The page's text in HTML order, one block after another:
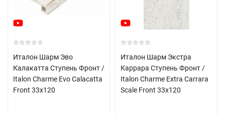
Италон Шарм Эво
Калакатта Ступень Фронт /
Italon Charme Evo Calacatta
Front 33x120
Италон Шарм Экстра
Каррара Ступень Фронт /
Italon Charme Extra Carrara
Scale Front 33x120